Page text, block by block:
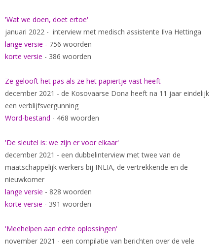
'Wat we doen, doet ertoe'
januari 2022 - interview met medisch assistente Ilva Hettinga
lange versie - 756 woorden
korte versie - 386 woorden
Ze gelooft het pas als ze het papiertje vast heeft
december 2021 - de Kosovaarse Dona heeft na 11 jaar eindelijk
een verblijfsvergunning
Word-bestand - 468 woorden
'De sleutel is: we zijn er voor elkaar'
december 2021 - een dubbelinterview met twee van de
maatschappelijk werkers bij INLIA, de vertrekkende en de
nieuwkomer
lange versie - 828 woorden
korte versie - 391 woorden
'Meehelpen aan echte oplossingen'
november 2021 - een compilatie van berichten over de vele